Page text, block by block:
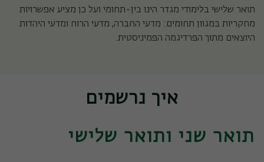
תואר שלישי בלימודי מגדר הינו בין-תחומי ועל כן מציע אפשרויות
מחקריות במגוון תחומים: מדעי החברה, מדעי הרוח ומדעי היהדות
היוצאים מתוך הפרדיגמה הפמיניסטית.
איך נרשמים
תואר שני ותואר שלישי